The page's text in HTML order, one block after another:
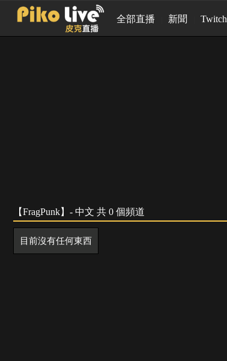
全部直播 新聞 Twitch
【FragPunk】- 中文 共 0 個頻道
目前沒有任何東西